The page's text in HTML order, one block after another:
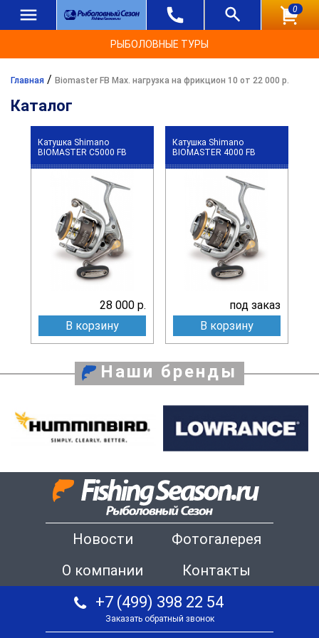
0
РЫБОЛОВНЫЕ ТУРЫ
Главная / Biomaster FB Max. нагрузка на фрикцион 10 от 22 000 р.
Каталог
Катушка Shimano
BIOMASTER C5000 FB
28 000 р.
В корзину
Катушка Shimano
BIOMASTER 4000 FB
под заказ
В корзину
Наши бренды
Новости
Фотогалерея
О компании
Контакты
+7 (499) 398 22 54
Заказать обратный звонок